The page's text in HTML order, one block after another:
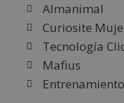
Almanimal
Curiosite
Tecnología
Mafius
Entrenamiento